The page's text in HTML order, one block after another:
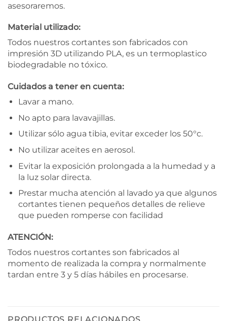
asesoraremos.
Material utilizado:
Todos nuestros cortantes son fabricados con
impresión 3D utilizando PLA, es un termoplastico
biodegradable no tóxico.
Cuidados a tener en cuenta:
Lavar a mano.
No apto para lavavajillas.
Utilizar sólo agua tibia, evitar exceder los 50°c.
No utilizar aceites en aerosol.
Evitar la exposición prolongada a la humedad y a
la luz solar directa.
Prestar mucha atención al lavado ya que algunos
cortantes tienen pequeños detalles de relieve
que pueden romperse con facilidad
ATENCIÓN:
Todos nuestros cortantes son fabricados al
momento de realizada la compra y normalmente
tardan entre 3 y 5 días hábiles en procesarse.